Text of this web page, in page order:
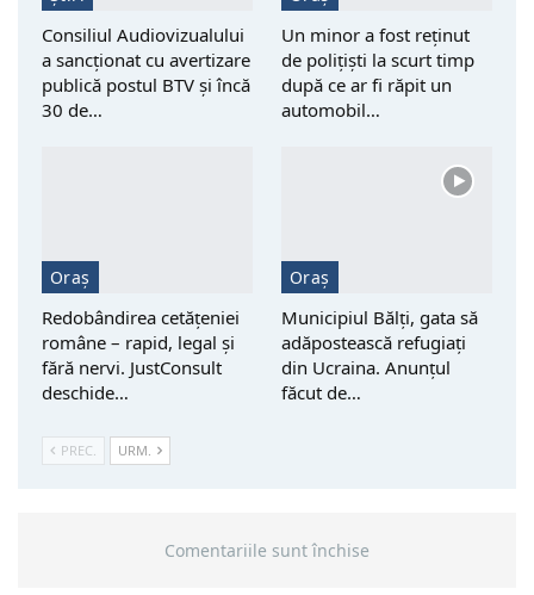
Consiliul Audiovizualului
a sancționat cu avertizare
publică postul BTV și încă
30 de…
Un minor a fost reţinut
de polițiști la scurt timp
după ce ar fi răpit un
automobil…
Oraș
Redobândirea cetățeniei
române – rapid, legal și
fără nervi. JustConsult
deschide…
Oraș
Municipiul Bălți, gata să
adăpostească refugiați
din Ucraina. Anunțul
făcut de…
PREC. URM.
Comentariile sunt închise